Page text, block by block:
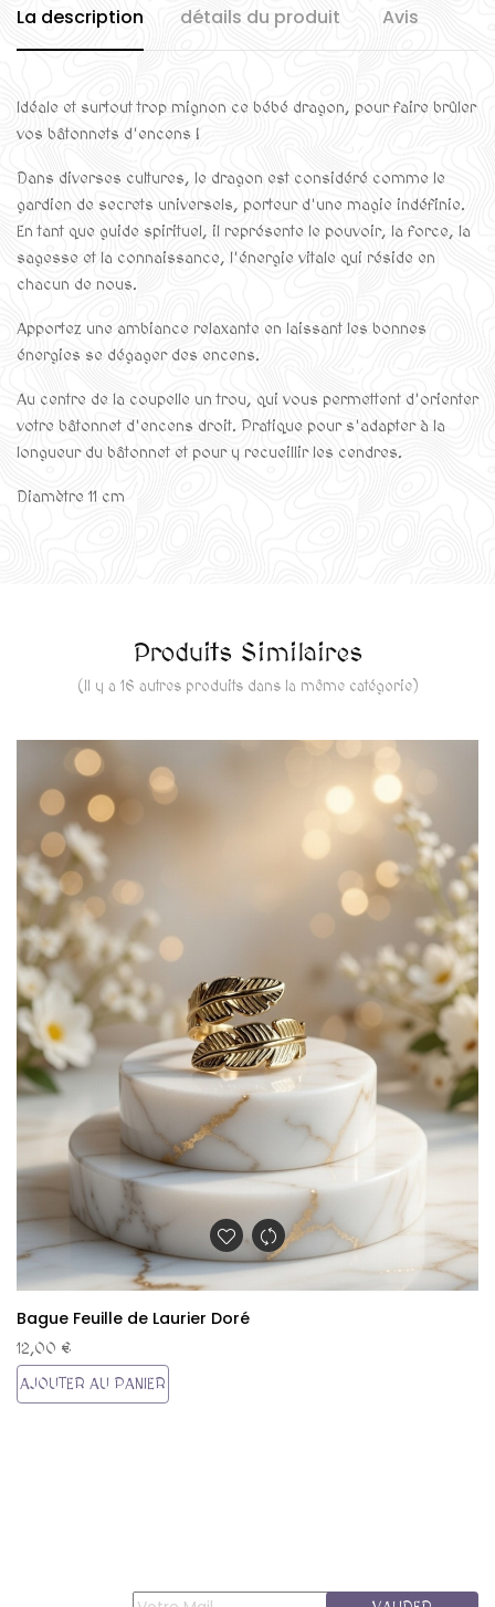
La description détails du produit Avis
Idéale et surtout trop mignon ce bébé dragon, pour faire brûler
vos bâtonnets d'encens !
Dans diverses cultures, le dragon est considéré comme le
gardien de secrets universels, porteur d'une magie indéfinie.
En tant que guide spirituel, il représente le pouvoir, la force, la
sagesse et la connaissance, l'énergie vitale qui réside en
chacun de nous.
Apportez une ambiance relaxante en laissant les bonnes
énergies se dégager des encens.
Au centre de la coupelle un trou, qui vous permettent d'orienter
votre bâtonnet d'encens droit. Pratique pour s'adapter à la
longueur du bâtonnet et pour y recueillir les cendres.
Diamètre 11 cm
Produits Similaires
(Il y a 16 autres produits dans la même catégorie)
Bague Feuille de Laurier Doré
12,00 €
AJOUTER AU PANIER